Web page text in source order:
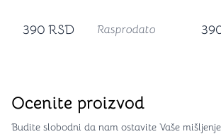
390 RSD Rasprodato
Ocenite proizvod
Budite slobodni da nam ostavite Vaše